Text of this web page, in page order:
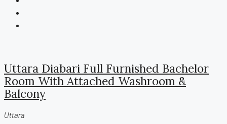
Uttara Diabari Full Furnished Bachelor
Room With Attached Washroom &
Balcony
Uttara